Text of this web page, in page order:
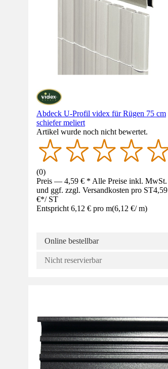
Abdeck U-Profil videx für Rügen 75 cm
schiefer meliert
Artikel wurde noch nicht bewertet.
(0)
Preis — 4,59 € * Alle Preise inkl. MwSt.
und ggf. zzgl. Versandkosten pro ST4,59
€*/ ST
Entspricht 6,12 € pro m(6,12 €/ m)
Online bestellbar
Nicht reservierbar